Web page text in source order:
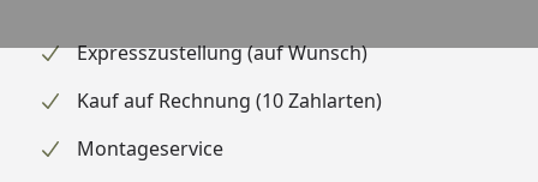
Expresszustellung (auf Wunsch)
Kauf auf Rechnung (10 Zahlarten)
Montageservice